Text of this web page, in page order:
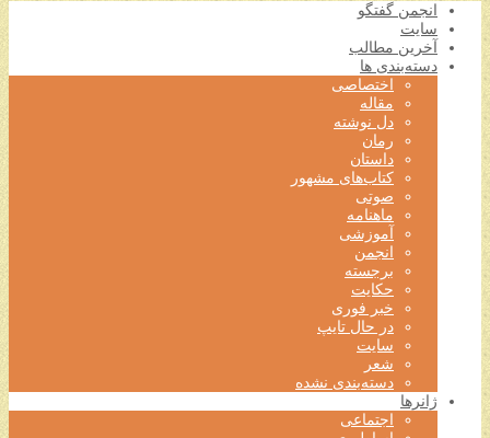
انجمن گفتگو
سایت
آخرین مطالب
دسته‌بندی ها
اختصاصی
مقاله
دل نوشته
رمان
داستان
کتاب‌های مشهور
صوتی
ماهنامه
آموزشی
انجمن
برجسته
حکایت
خبر فوری
در حال تایپ
سایت
شعر
دسته‌بندی نشده
ژانرها
اجتماعی